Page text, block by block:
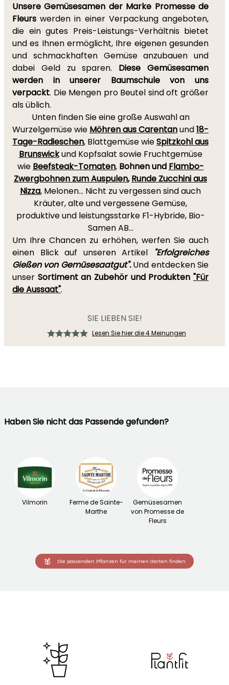
Unsere Gemüsesamen der Marke Promesse de
Fleurswerden in einer Verpackung angeboten,
die ein gutes Preis-Leistungs-Verhältnis bietet
und es Ihnen ermöglicht, Ihre eigenen gesunden
und schmackhaften Gemüse anzubauen und
dabei Geld zu sparen. Diese Gemüsesamen
werden in unserer Baumschule von uns
verpackt. Die Mengen pro Beutel sind oft größer
als üblich.
Unten finden Sie eine große Auswahl an
Wurzelgemüse wie Möhren aus Carentanund18-
Tage-Radieschen, Blattgemüse wieSpitzkohl aus
Brunswickund Kopfsalat sowie Fruchtgemüse
wie Beefsteak-Tomaten, Bohnen und Flambo-
Zwergbohnen zum Auspulen,Runde Zucchini aus
Nizza, Melonen... Nicht zu vergessen sind auch
Kräuter, alte und vergessene Gemüse,
produktive und leistungsstarke F1-Hybride, Bio-
Samen AB...
Um Ihre Chancen zu erhöhen, werfen Sie auch
einen Blick auf unseren Artikel
"Erfolgreiches
Gießen von Gemüsesaatgut".Und entdecken Sie
unser Sortiment an Zubehör und Produkten "Für
die Aussaat".
SIE LIEBEN SIE!
Lesen Sie hier die 4 Meinungen
Haben Sie nicht das Passende gefunden?
Vilmorin
Ferme de Sainte-
Marthe
Gemüsesamen
von Promesse de
Fleurs
Die passenden Pflanzen für meinen Garten finden